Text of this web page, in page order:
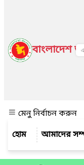
বাংলাদেশ
মেনু নির্বাচন করুন
আমাদের